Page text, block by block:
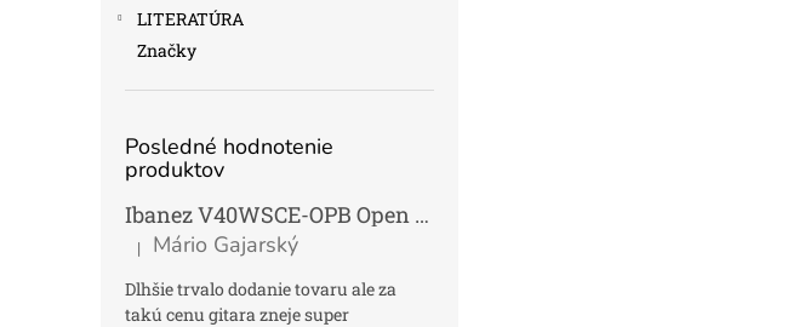
LITERATÚRA
Značky
Posledné hodnotenie
produktov
Ibanez V40WSCE-OPB Open Pore Brown Elektroakustická gitara Dreadnought
Hodnotenie produktu je 4 z 5 hviezdičiek.
| Mário Gajarský
Dlhšie trvalo dodanie tovaru ale za
takú cenu gitara zneje super